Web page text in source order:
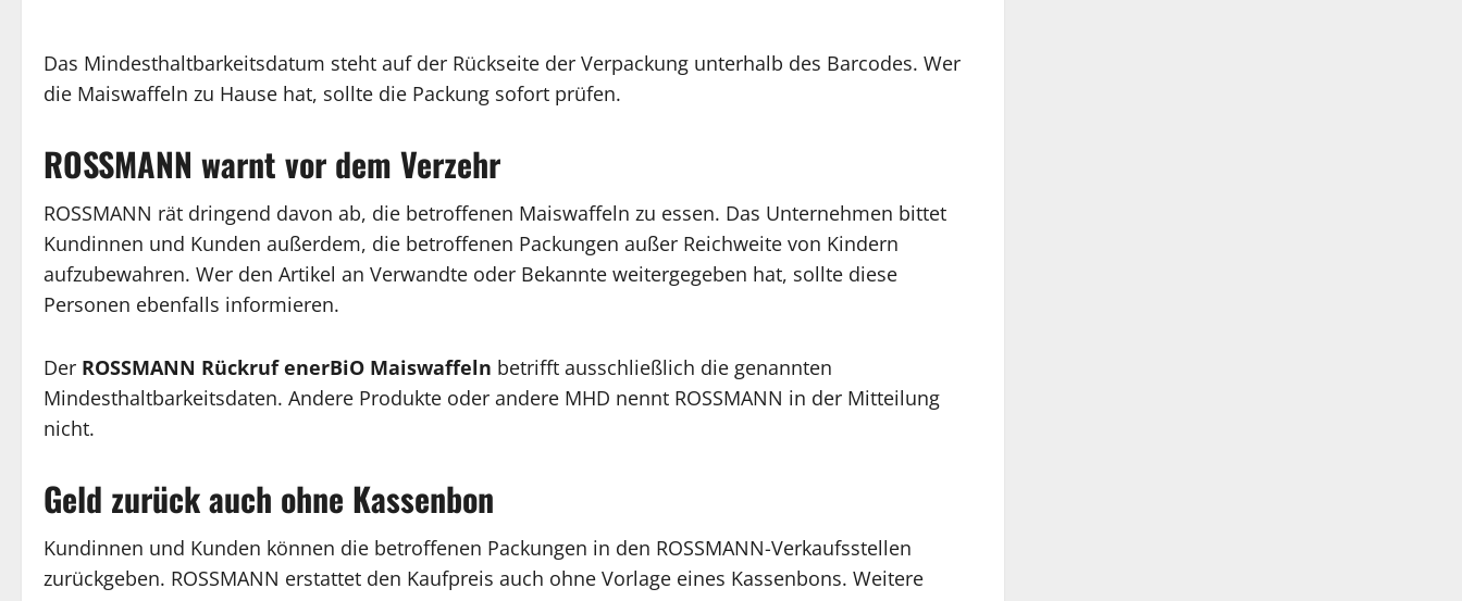
Das Mindesthaltbarkeitsdatum steht auf der Rückseite der Verpackung unterhalb des Barcodes. Wer
die Maiswaffeln zu Hause hat, sollte die Packung sofort prüfen.
ROSSMANN warnt vor dem Verzehr
ROSSMANN rät dringend davon ab, die betroffenen Maiswaffeln zu essen. Das Unternehmen bittet
Kundinnen und Kunden außerdem, die betroffenen Packungen außer Reichweite von Kindern
aufzubewahren. Wer den Artikel an Verwandte oder Bekannte weitergegeben hat, sollte diese
Personen ebenfalls informieren.
Der ROSSMANN Rückruf enerBiO Maiswaffeln betrifft ausschließlich die genannten
Mindesthaltbarkeitsdaten. Andere Produkte oder andere MHD nennt ROSSMANN in der Mitteilung
nicht.
Geld zurück auch ohne Kassenbon
Kundinnen und Kunden können die betroffenen Packungen in den ROSSMANN-Verkaufsstellen
zurückgeben. ROSSMANN erstattet den Kaufpreis auch ohne Vorlage eines Kassenbons. Weitere